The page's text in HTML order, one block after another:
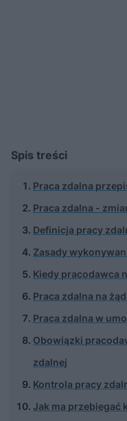
Spis treści
Praca zdalna
Praca zdalna -
Definicja pracy
Zasady
Kiedy pracodawca
Praca zdalna na
Praca zdalna w
Obowiązki
zdalnej
Kontrola pracy
Jak ma przebiegać